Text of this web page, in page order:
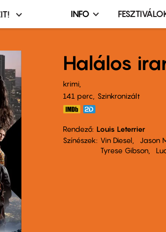
Infó,
terembérlés
menü
INFO
Halálos
krimi
141 perc,
Szinkronizált
Rendező Louis Leterrier
Színészek
Vin Diesel Jason
Tyrese Gibson